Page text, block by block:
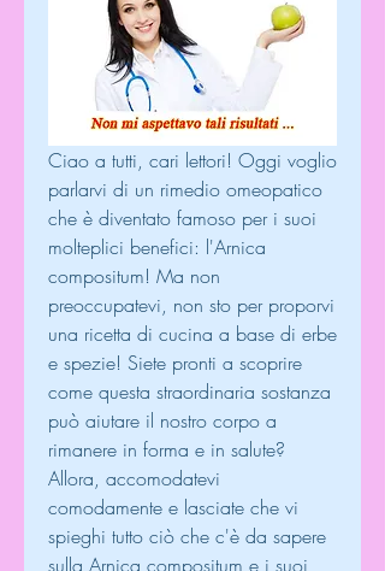
Ciao a tutti, cari lettori! Oggi voglio
parlarvi di un rimedio omeopatico
che è diventato famoso per i suoi
molteplici benefici: l'Arnica
compositum! Ma non
preoccupatevi, non sto per proporvi
una ricetta di cucina a base di erbe
e spezie! Siete pronti a scoprire
come questa straordinaria sostanza
può aiutare il nostro corpo a
rimanere in forma e in salute?
Allora, accomodatevi
comodamente e lasciate che vi
spieghi tutto ciò che c'è da sapere
sulla Arnica compositum e i suoi